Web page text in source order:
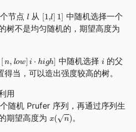
节点 从
中随机选择一个
树不是均匀随机的，期望高度为
中随机选择
的父
得当，可以造出强度较高的树。
用
个随机 Prufer 序列，再通过序列生
期望高度为
。